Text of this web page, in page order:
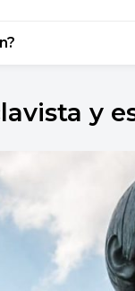
favoreció el
sociedad: los
socialista.y